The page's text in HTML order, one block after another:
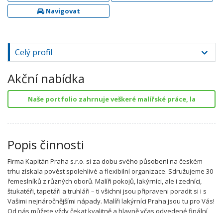
Navigovat
Celý profil
Akční nabídka
Naše portfolio zahrnuje veškeré malířské práce, la
Popis činnosti
Firma Kapitán Praha s.r.o. si za dobu svého působení na českém
trhu získala pověst spolehlivé a flexibilní organizace. Sdružujeme 30
řemeslníků z různých oborů. Malíři pokojů, lakýrníci, ale i zedníci,
štukatéři, tapetáři a truhláři – ti všichni jsou připraveni poradit si i s
Vašimi nejnáročnějšími nápady. Malíři lakýrníci Praha jsou tu pro Vás!
Od nás můžete vždy čekat kvalitně a hlavně včas odvedené finální